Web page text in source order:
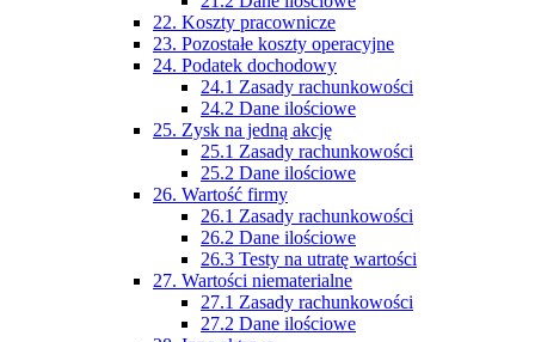
22. Koszty pracownicze
23. Pozostałe koszty operacyjne
24. Podatek dochodowy
24.1 Zasady rachunkowości
24.2 Dane ilościowe
25. Zysk na jedną akcję
25.1 Zasady rachunkowości
25.2 Dane ilościowe
26. Wartość firmy
26.1 Zasady rachunkowości
26.2 Dane ilościowe
26.3 Testy na utratę wartości
27. Wartości niematerialne
27.1 Zasady rachunkowości
27.2 Dane ilościowe